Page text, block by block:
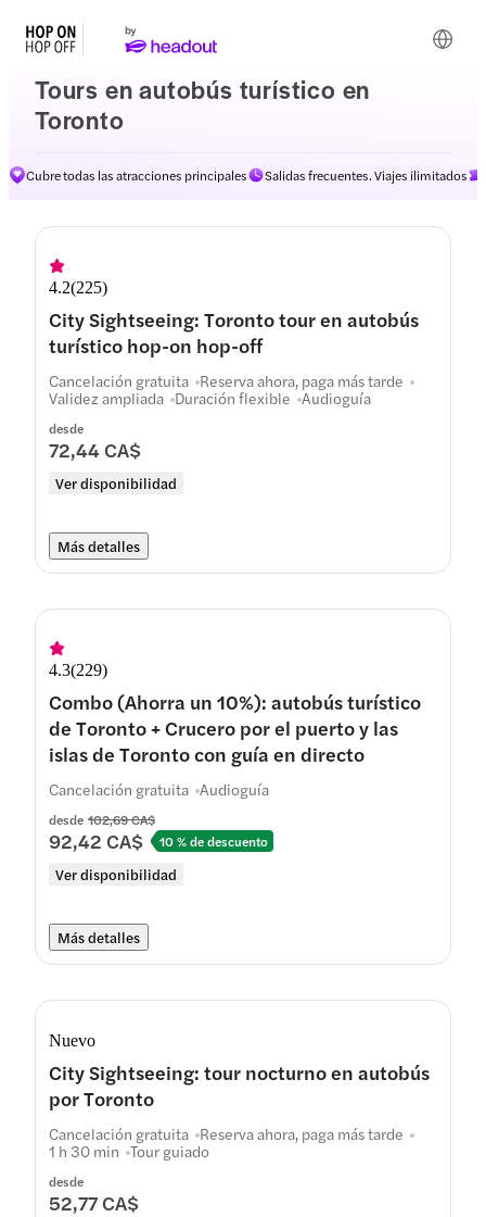
Tours en autobús turístico en
Toronto
Cubre todas las atracciones principales Salidas frecuentes. Viajes ilimitados
Rutas
4.2(225)
City Sightseeing: Toronto tour en autobús
turístico hop-on hop-off
desde
72,44 CA$
Ver disponibilidad
Cancelación gratuita Reserva ahora, paga más tarde
Validez ampliada Duración flexible Audioguía
Más detalles
4.3(229)
Combo (Ahorra un 10%): autobús turístico
de Toronto + Crucero por el puerto y las
islas de Toronto con guía en directo
desde 102,69 CA$
92,42 CA$ 10 % de descuento
Ver disponibilidad
Cancelación gratuita Audioguía
Más detalles
Nuevo
City Sightseeing: tour nocturno en autobús
por Toronto
desde
52,77 CA$
Cancelación gratuita Reserva ahora, paga más tarde
1 h 30 min Tour guiado